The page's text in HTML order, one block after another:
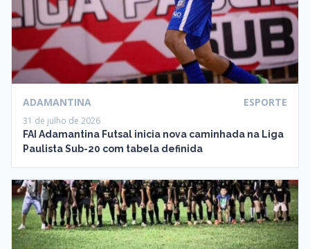
ADAMANTINA ESPORTE
31 de julho de 2026
FAI Adamantina Futsal inicia nova caminhada na Liga
Paulista Sub-20 com tabela definida